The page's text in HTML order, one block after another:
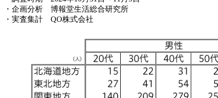
・企画分析 博報堂生活総合研究所
・実査集計 QO株式会社